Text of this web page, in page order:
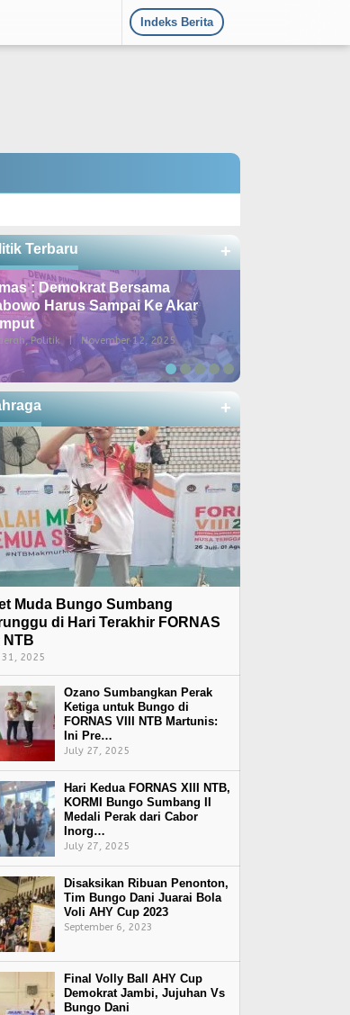
Indeks Berita
Terbaru +
: Demokrat Bersama
Harus Sampai Ke Akar
Politik | November 12, 2025
+
Muda Bungo Sumbang
di Hari Terakhir FORNAS
NTB
2025
Ozano Sumbangkan Perak
Ketiga untuk Bungo di
FORNAS VIII NTB Martunis:
Ini Pre…
July 27, 2025
Hari Kedua FORNAS XIII NTB,
KORMI Bungo Sumbang II
Medali Perak dari Cabor
Inorg…
July 27, 2025
Disaksikan Ribuan Penonton,
Tim Bungo Dani Juarai Bola
Voli AHY Cup 2023
September 6, 2023
Final Volly Ball AHY Cup
Demokrat Jambi, Jujuhan Vs
Bungo Dani